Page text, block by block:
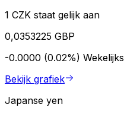
1 CZK staat gelijk aan
0,0353225 GBP
-0.0000 (0.02%) Wekelijks
Bekijk grafiek
Japanse yen